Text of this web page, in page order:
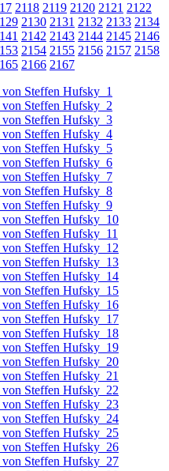
2118 2119 2120 2121 2122
2130 2131 2132 2133 2134
2142 2143 2144 2145 2146
2154 2155 2156 2157 2158
2166 2167